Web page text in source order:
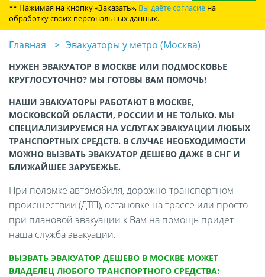
** Нажимая на кнопку «Заказать», Вы даёте согласие на
обработку своих персональных данных.
Главная Эвакуаторы у метро (Москва)
НУЖЕН ЭВАКУАТОР В МОСКВЕ ИЛИ ПОДМОСКОВЬЕ
КРУГЛОСУТОЧНО? МЫ ГОТОВЫ ВАМ ПОМОЧЬ!
НАШИ ЭВАКУАТОРЫ РАБОТАЮТ В МОСКВЕ,
МОСКОВСКОЙ ОБЛАСТИ, РОССИИ И НЕ ТОЛЬКО. МЫ
СПЕЦИАЛИЗИРУЕМСЯ НА УСЛУГАХ ЭВАКУАЦИИ ЛЮБЫХ
ТРАНСПОРТНЫХ СРЕДСТВ. В СЛУЧАЕ НЕОБХОДИМОСТИ
МОЖНО ВЫЗВАТЬ ЭВАКУАТОР ДЕШЕВО ДАЖЕ В СНГ И
БЛИЖАЙШЕЕ ЗАРУБЕЖЬЕ.
При поломке автомобиля, дорожно-транспортном
происшествии (ДТП), остановке на трассе или просто
при плановой эвакуации к Вам на помощь придет
наша служба эвакуации.
ВЫЗВАТЬ ЭВАКУАТОР ДЕШЕВО В МОСКВЕ МОЖЕТ
ВЛАДЕЛЕЦ ЛЮБОГО ТРАНСПОРТНОГО СРЕДСТВА: